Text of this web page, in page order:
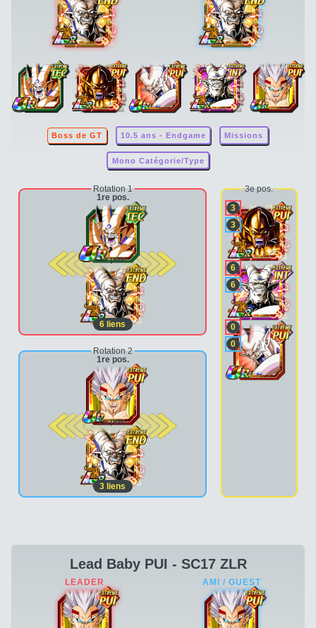
Boss de GT 10.5 ans - Endgame Missions
Mono Catégorie/Type
Rotation 1
1re pos.
2e pos.
6 liens
Rotation 2
1re pos.
2e pos.
3 liens
3e pos.
3
3
6
6
0
0
Lead Baby PUI - SC17 ZLR